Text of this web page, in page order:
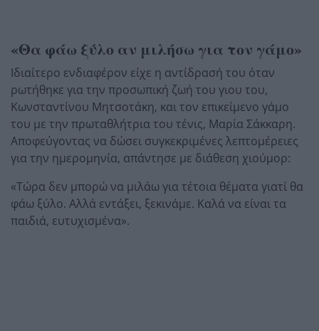
«Θα φάω ξύλο αν μιλήσω για τον γάμο»
Ιδιαίτερο ενδιαφέρον είχε η αντίδρασή του όταν
ρωτήθηκε για την προσωπική ζωή του γιου του,
Κωνσταντίνου Μητσοτάκη, και τον επικείμενο γάμο
του με την πρωταθλήτρια του τένις, Μαρία Σάκκαρη.
Αποφεύγοντας να δώσει συγκεκριμένες λεπτομέρειες
για την ημερομηνία, απάντησε με διάθεση χιούμορ:
«Τώρα δεν μπορώ να μιλάω για τέτοια θέματα γιατί θα
φάω ξύλο. Αλλά εντάξει, ξεκινάμε. Καλά να είναι τα
παιδιά, ευτυχισμένα».